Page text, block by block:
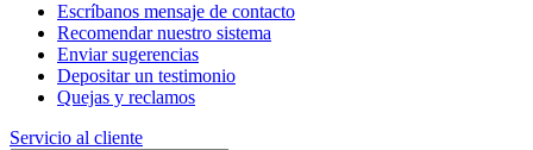
Escríbanos mensaje de contacto
Recomendar nuestro sistema
Enviar sugerencias
Depositar un testimonio
Quejas y reclamos
Servicio al cliente